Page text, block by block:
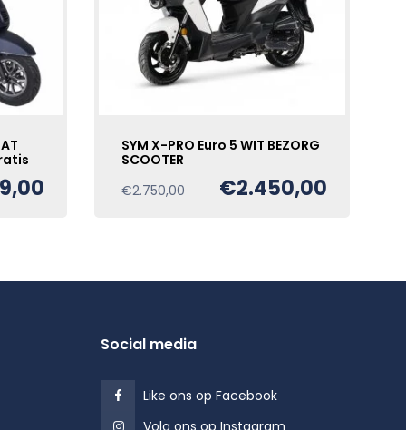
SYM X-PRO Euro 5 WIT BEZORG
SCOOTER
€2.750,00
Oorspronkelijke
€2.450,00
Huidige
Social media
Like ons op Facebook
Volg ons op Instagram